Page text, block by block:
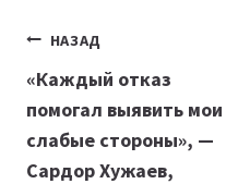
Навигация
по
записям
НАЗАД
«Каждый отказ
помогал выявить мои
слабые стороны», —
Сардор Хужаев,